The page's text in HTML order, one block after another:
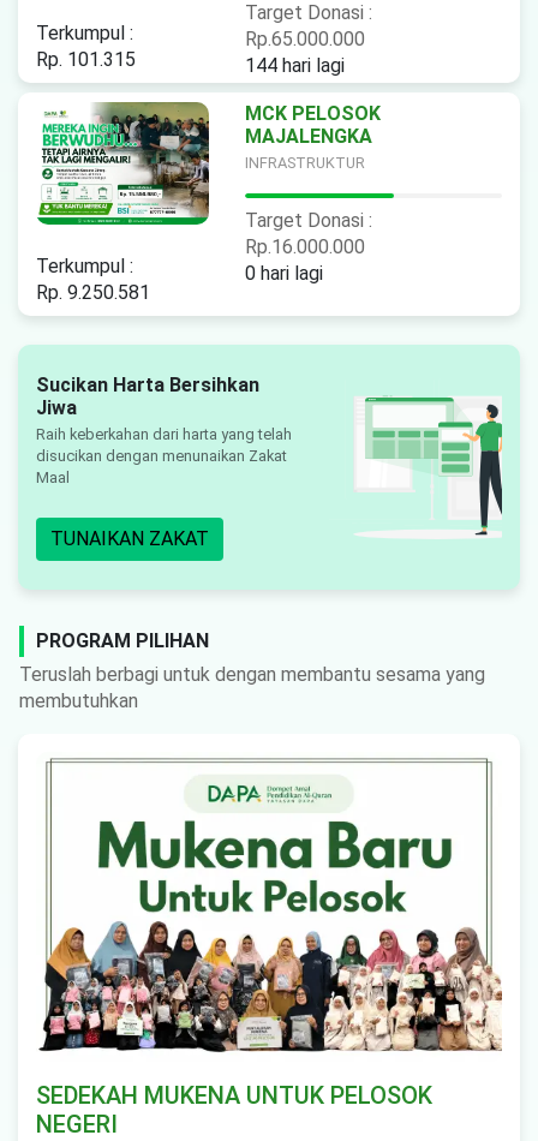
Terkumpul :
Rp. 101.315
Target Donasi :
Rp.65.000.000
144 hari lagi
Terkumpul :
Rp. 9.250.581
MCK PELOSOK
MAJALENGKA
INFRASTRUKTUR
Target Donasi :
Rp.16.000.000
0 hari lagi
Sucikan Harta Bersihkan
Jiwa
Raih keberkahan dari harta yang telah
disucikan dengan menunaikan Zakat
Maal
TUNAIKAN ZAKAT
PROGRAM PILIHAN
Teruslah berbagi untuk dengan membantu sesama yang
membutuhkan
SEDEKAH MUKENA UNTUK PELOSOK
NEGERI